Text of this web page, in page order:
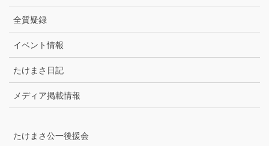
全質疑録
イベント情報
たけまさ日記
メディア掲載情報
たけまさ公一後援会